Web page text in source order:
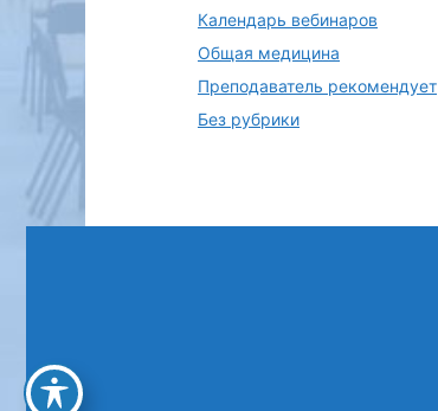
Календарь вебинаров
Общая медицина
Преподаватель рекомендует
Без рубрики